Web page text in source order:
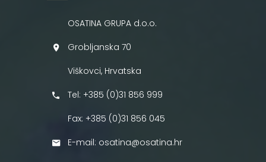
OSATINA GRUPA d.o.o.
Grobljanska 70
Viškovci, Hrvatska
Tel: +385 (0)31 856 999
Fax: +385 (0)31 856 045
E-mail: osatina@osatina.hr